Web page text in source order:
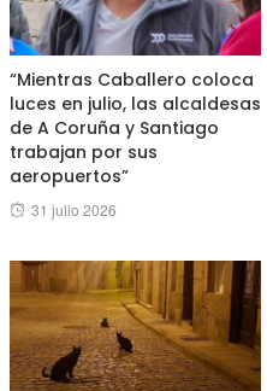
“Mientras Caballero coloca
luces en julio, las alcaldesas
de A Coruña y Santiago
trabajan por sus
aeropuertos”
Posted
31 julio 2026